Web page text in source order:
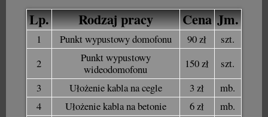
Lp. Rodzaj pracy Cena Jm.
1 Punkt wypustowy domofonu 90 zł
szt.
2
Punkt wypustowy
wideodomofonu
150 zł
szt.
3
Ułożenie kabla na cegle 3 zł
mb.
4
Ułożenie kabla na betonie 6 zł
mb.